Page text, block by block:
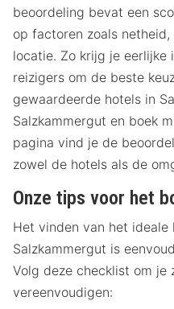
beoordeling bevat een
op factoren zoals
locatie. Zo krijg je eerlijke
reizigers om de beste
gewaardeerde hotels in
Salzkammergut en boek
pagina vind je de
zowel de hotels als de
Onze tips voor het
Het vinden van het ideale
Salzkammergut is
Volg deze checklist om je
vereenvoudigen: